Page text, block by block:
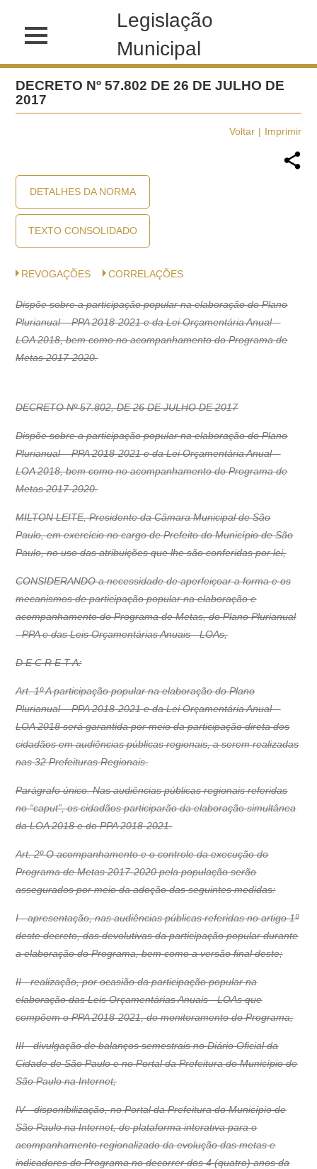
Legislação
Municipal
DECRETO Nº 57.802 DE 26 DE JULHO DE
2017
Voltar Imprimir
DETALHES DA NORMA
TEXTO CONSOLIDADO
REVOGAÇÕES CORRELAÇÕES
Dispõe sobre a participação popular na elaboração do Plano
Plurianual – PPA 2018-2021 e da Lei Orçamentária Anual –
LOA 2018, bem como no acompanhamento do Programa de
Metas 2017-2020.
DECRETO Nº 57.802, DE 26 DE JULHO DE 2017
Dispõe sobre a participação popular na elaboração do Plano
Plurianual – PPA 2018-2021 e da Lei Orçamentária Anual –
LOA 2018, bem como no acompanhamento do Programa de
Metas 2017-2020.
MILTON LEITE, Presidente da Câmara Municipal de São
Paulo, em exercício no cargo de Prefeito do Município de São
Paulo, no uso das atribuições que lhe são conferidas por lei,
CONSIDERANDO a necessidade de aperfeiçoar a forma e os
mecanismos de participação popular na elaboração e
acompanhamento do Programa de Metas, do Plano Plurianual
- PPA e das Leis Orçamentárias Anuais - LOAs,
D E C R E T A:
Art. 1º A participação popular na elaboração do Plano
Plurianual – PPA 2018-2021 e da Lei Orçamentária Anual –
LOA 2018 será garantida por meio da participação direta dos
cidadãos em audiências públicas regionais, a serem realizadas
nas 32 Prefeituras Regionais.
Parágrafo único. Nas audiências públicas regionais referidas
no “caput”, os cidadãos participarão da elaboração simultânea
da LOA 2018 e do PPA 2018-2021.
Art. 2º O acompanhamento e o controle da execução do
Programa de Metas 2017-2020 pela população serão
assegurados por meio da adoção das seguintes medidas:
I - apresentação, nas audiências públicas referidas no artigo 1º
deste decreto, das devolutivas da participação popular durante
a elaboração do Programa, bem como a versão final deste;
II - realização, por ocasião da participação popular na
elaboração das Leis Orçamentárias Anuais - LOAs que
compõem o PPA 2018-2021, do monitoramento do Programa;
III - divulgação de balanços semestrais no Diário Oficial da
Cidade de São Paulo e no Portal da Prefeitura do Município de
São Paulo na Internet;
IV - disponibilização, no Portal da Prefeitura do Município de
São Paulo na Internet, de plataforma interativa para o
acompanhamento regionalizado da evolução das metas e
indicadores do Programa no decorrer dos 4 (quatro) anos da